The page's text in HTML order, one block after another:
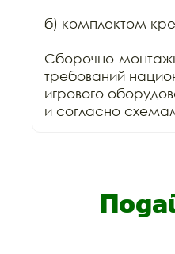
б) комплектом
Сборочно-
требований
игрового
и согласно